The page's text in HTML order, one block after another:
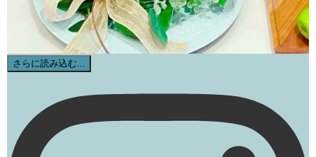
さらに読み込む...